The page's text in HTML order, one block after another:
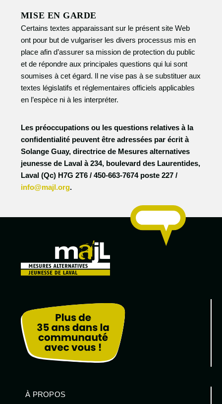
MISE EN GARDE
Certains textes apparaissant sur le présent site Web
ont pour but de vulgariser les divers processus mis en
place afin d’assurer sa mission de protection du public
et de répondre aux principales questions qui lui sont
soumises à cet égard. Il ne vise pas à se substituer aux
textes législatifs et réglementaires officiels applicables
en l’espèce ni à les interpréter.
Les préoccupations ou les questions relatives à la
confidentialité peuvent être adressées par écrit à
Solange Guay, directrice de Mesures alternatives
jeunesse de Laval à 234, boulevard des Laurentides,
Laval (Qc) H7G 2T6 / 450-663-7674 poste 227 /
info@majl.org.
À PROPOS